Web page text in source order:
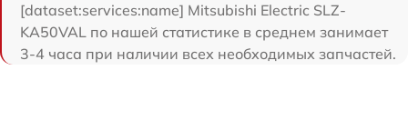
[dataset:services:name] Mitsubishi Electric SLZ-
KA50VAL по нашей статистике в среднем занимает
3-4 часа при наличии всех необходимых запчастей.